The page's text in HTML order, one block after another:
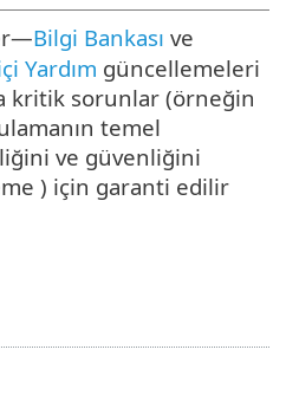
Bilgi Bankası ve
Yardım güncellemeleri
kritik sorunlar (örneğin
temel
ve güvenliğini
) için garanti edilir